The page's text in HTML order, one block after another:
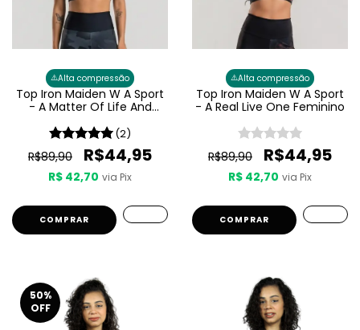
⚠️Alta compressão
Top Iron Maiden W A Sport
- A Matter Of Life And
(2)
R$89,90 R$44,95
R$ 42,70 via Pix
COMPRAR
⚠️Alta compressão
Top Iron Maiden W A Sport
- A Real Live One Feminino
R$89,90 R$44,95
R$ 42,70 via Pix
COMPRAR
50%
OFF